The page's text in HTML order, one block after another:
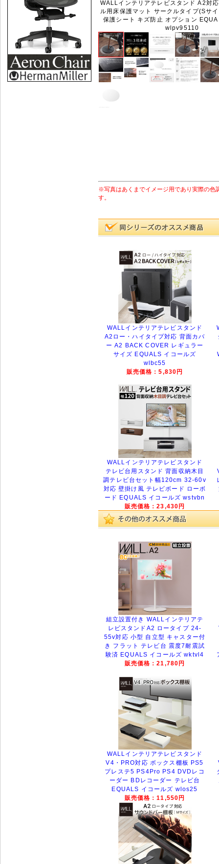
WALLインテリアテレビスタンド A2対
ル用床保護マット サークルタイプ(Sサ
保護シート キズ防止 オプション
wlpv95110
※写真はあくまでイメージ用であり実際の色
す。
WALLインテリアテレビスタンド
A2ロー・ハイタイプ対応 背面カバ
ー A2 BACK COVER レギュラー
サイズ EQUALS イコールズ
wlbc55
販売価格：5,830円
WALLインテリアテレビスタンド
テレビ台用スタンド 背面収納木目
調テレビ台セット幅120cm 32-60v
対応 壁掛け風 テレビボード ローボ
ード EQUALS イコールズ wstvbn
販売価格：23,430円
組立設置付き WALLインテリアテ
レビスタンドA2 ロータイプ 24-
55v対応 小型 自立型 キャスター付
き フラット テレビ台 震度7耐震試
験済 EQUALS イコールズ wktvl4
販売価格：21,780円
WALLインテリアテレビスタンド
V4・PRO対応 ボックス棚板 PS5
プレステ5 PS4Pro PS4 DVDレコ
ーダー BDレコーダー テレビ台
EQUALS イコールズ wlos25
販売価格：11,550円